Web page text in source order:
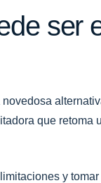
ser
que
y